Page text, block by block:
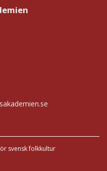
svensk folkkultur